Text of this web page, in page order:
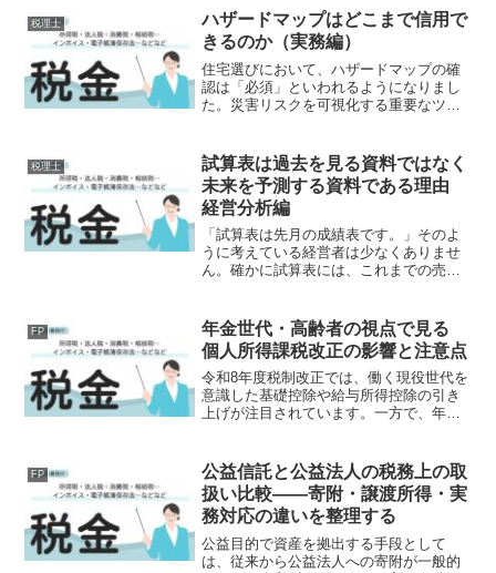
税理士
ハザードマップはどこまで信用で
きるのか（実務編）
住宅選びにおいて、ハザードマップの確
認は「必須」といわれるようになりまし
た。災害リスクを可視化する重要なツー
見れば安全かどうか判断できるのか」と
いう疑問も多く聞かれます...
税理士
試算表は過去を見る資料ではなく
未来を予測する資料である理由
経営分析編
「試算表は先月の成績表です。」そのよ
うに考えている経営者は少なくありませ
ん。確かに試算表には、これまでの売上
確認することではありません。試算表は
未来を予測するための資料...
FP
年金世代・高齢者の視点で見る
個人所得課税改正の影響と注意点
令和8年度税制改正では、働く現役世代を
意識した基礎控除や給与所得控除の引き
上げが注目されています。一方で、年金
を持つのでしょうか。本稿では、年金世
代・高齢者の立場から、...
FP
公益信託と公益法人の税務上の取
扱い比較――寄附・譲渡所得・実
務対応の違いを整理する
公益目的で資産を拠出する手段として
は、従来から公益法人への寄附が一般的